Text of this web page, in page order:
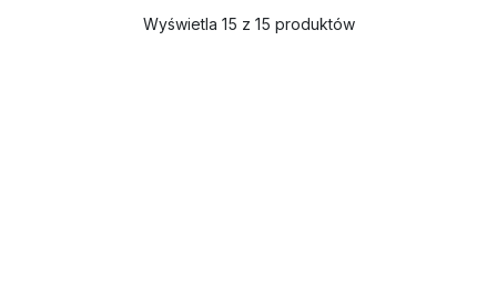
Wyświetla 15 z 15 produktów